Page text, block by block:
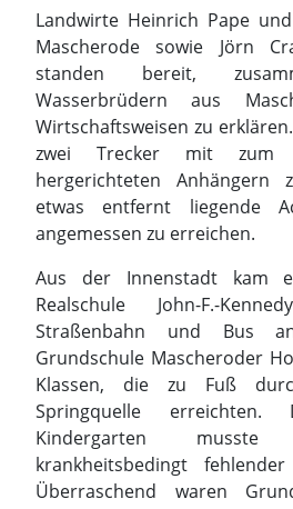
hergerichteten Anhängern
etwas entfernt liegende
angemessen zu erreichen.
Aus der Innenstadt kam
Realschule John-F.-
Straßenbahn und Bus
Grundschule Mascheroder
Klassen, die zu Fuß
Kindergarten
krankheitsbedingt
Überraschend waren
Grundschüler aus Melverode
am „Spring“ anwesend,
ihrer Fußwanderung dort
boten die Landwirte an, die
vorweg schon mit den
Erläuterungen in der